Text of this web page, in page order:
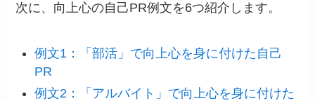
次に、向上心の自己PR例文を6つ紹介します。
例文1：「部活」で向上心を身に付けた自己
PR
例文2：「アルバイト」で向上心を身に付けた